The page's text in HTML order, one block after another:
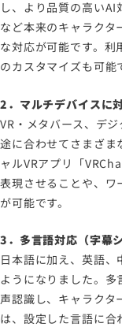
し、より品質の高い
など本来のキャラクタ
な対応が可能です。利
のカスタマイズも可能
2．マルチデバイスに
VR・メタバース、デ
途に合わせてさまざま
ャルVRアプリ「
表現させることや、ワ
が可能です。
3．多言語対応（字幕
日本語に加え、英語
ようになりました。
声認識し、キャラクタ
は、設定した言語に合